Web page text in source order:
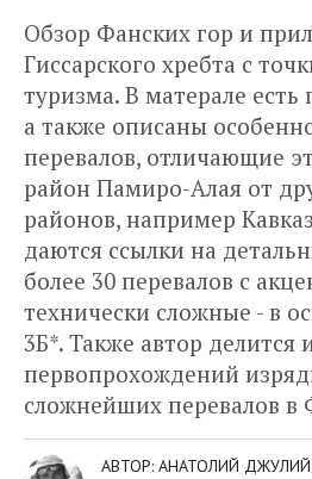
Обзор Фанских гор и
Гиссарского хребта с
туризма. В матерале есть
а также описаны
перевалов, отличающие
район Памиро-Алая от
районов, например
даются ссылки на
более 30 перевалов с
технически сложные - в
3Б*. Также автор делится
первопрохождений
сложнейших перевалов в
АВТОР: АНАТОЛИЙ ДЖУЛИЙ